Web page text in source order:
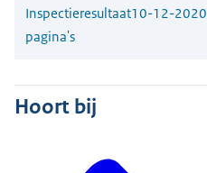
Inspectieresultaat10-12-2020
pagina's
Hoort bij